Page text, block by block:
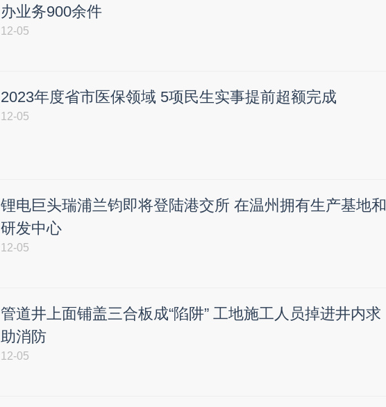
办业务900余件
12-05
2023年度省市医保领域 5项民生实事提前超额完成
12-05
锂电巨头瑞浦兰钧即将登陆港交所 在温州拥有生产基地和
研发中心
12-05
管道井上面铺盖三合板成“陷阱” 工地施工人员掉进井内求
助消防
12-05